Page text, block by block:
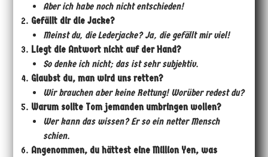
Aber ich habe noch nicht entschieden!
Gefällt dir die Jacke?
Meinst du, die Lederjacke? Ja, die gefällt mir viel!
Liegt die Antwort nicht auf der Hand?
So denke ich nicht; das ist sehr subjektiv.
Glaubst du, man wird uns retten?
Wir brauchen aber keine Rettung! Worüber redest du?
Warum sollte Tom jemanden umbringen wollen?
Wer kann das wissen? Erso ein netter Mensch
schien.
Angenommen, du hättest eine Million Yen, was